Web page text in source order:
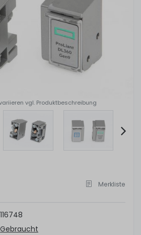
vgl. Produktbeschreibung
Merkliste
116748
Gebraucht